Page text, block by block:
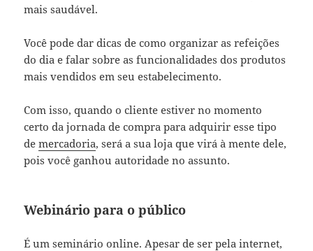
mais saudável.
Você pode dar dicas de como organizar as refeições
do dia e falar sobre as funcionalidades dos produtos
mais vendidos em seu estabelecimento.
Com isso, quando o cliente estiver no momento
certo da jornada de compra para adquirir esse tipo
demercadoria, será a sua loja que virá à mente dele,
pois você ganhou autoridade no assunto.
Webinário para o público
É um seminário online. Apesar de ser pela internet,